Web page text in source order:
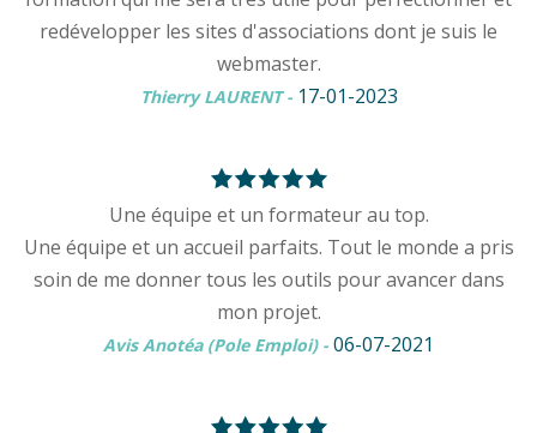
redévelopper les sites d'associations dont je suis le
webmaster.
Thierry LAURENT- 17-01-2023
Une équipe et un formateur au top.
Une équipe et un accueil parfaits. Tout le monde a pris
soin de me donner tous les outils pour avancer dans
mon projet.
Avis Anotéa (Pole Emploi) - 06-07-2021